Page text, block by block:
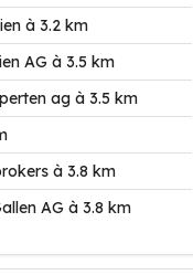
à 3.2 km
AG à 3.5 km
ag à 3.5 km
à 3.8 km
AG à 3.8 km